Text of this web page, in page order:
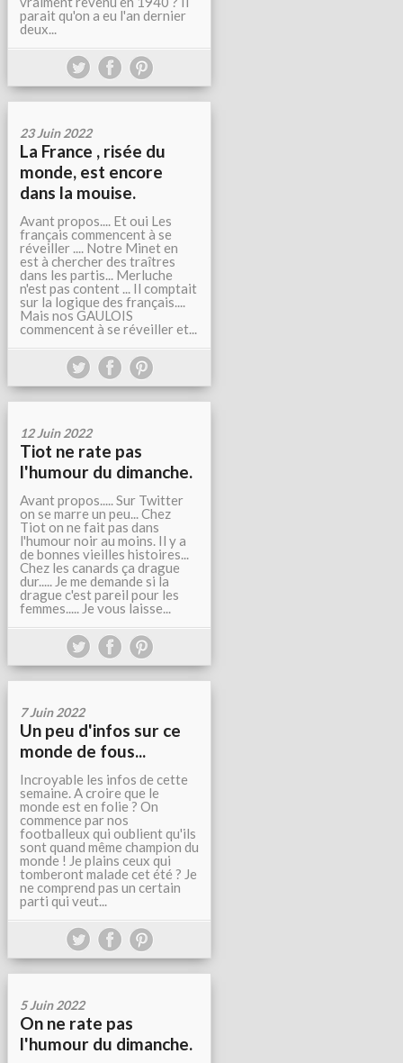
parait qu'on a eu l'an dernier
deux...
23 Juin 2022
La France , risée du
monde, est encore
dans la mouise.
Avant propos.... Et oui Les
français commencent à se
réveiller .... Notre Minet en
est à chercher des traîtres
dans les partis... Merluche
n'est pas content ... Il comptait
sur la logique des français....
Mais nos GAULOIS
commencent à se réveiller et...
12 Juin 2022
Tiot ne rate pas
l'humour du dimanche.
Avant propos..... Sur Twitter
on se marre un peu... Chez
Tiot on ne fait pas dans
l'humour noir au moins. Il y a
de bonnes vieilles histoires...
Chez les canards ça drague
dur..... Je me demande si la
drague c'est pareil pour les
femmes..... Je vous laisse...
7 Juin 2022
Un peu d'infos sur ce
monde de fous...
Incroyable les infos de cette
semaine. A croire que le
monde est en folie ? On
commence par nos
footballeux qui oublient qu'ils
sont quand même champion du
monde ! Je plains ceux qui
tomberont malade cet été ? Je
ne comprend pas un certain
parti qui veut...
5 Juin 2022
On ne rate pas
l'humour du dimanche.